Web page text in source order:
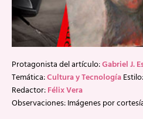
Protagonista del artículo:Gabriel J.
Temática:Cultura y TecnologíaEstilo:
Redactor:Félix Vera
Observaciones: Imágenes por